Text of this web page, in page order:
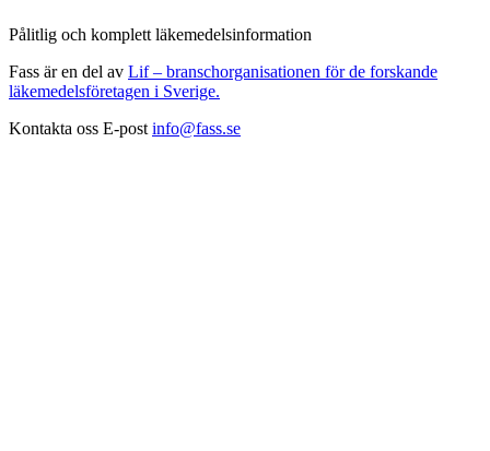
Pålitlig och komplett läkemedelsinformation
Fass är en del av Lif – branschorganisationen för de forskande
läkemedelsföretagen i Sverige.
Kontakta oss E-post info@fass.se